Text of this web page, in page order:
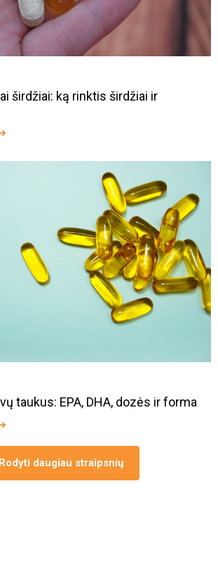
širdžiai: ką rinktis širdžiai ir
taukus: EPA, DHA, dozės ir forma
Rodyti daugiau straipsnių